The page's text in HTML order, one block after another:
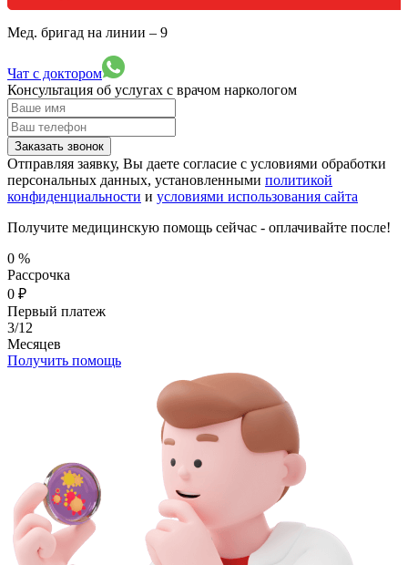
Мед. бригад на линии – 9
Чат с доктором
Консультация об услугах с врачом наркологом
Заказать звонок
Отправляя заявку, Вы даете согласие с условиями обработки
персональных данных, установленными политикой
конфиденциальности и условиями использования сайта
Получите медицинскую помощь сейчас - оплачивайте после!
0 %
Рассрочка
0 ₽
Первый платеж
3/12
Месяцев
Получить помощь